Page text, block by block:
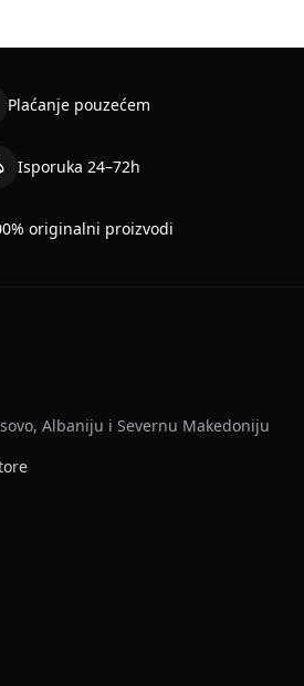
Plaćanje pouzećem
Isporuka 24–72h
originalni proizvodi
Albaniju i Severnu Makedoniju